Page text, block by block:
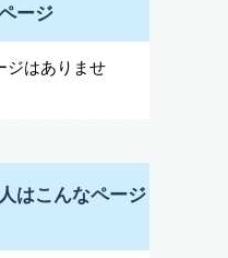
ージ
ジはありませ
はこんなページ